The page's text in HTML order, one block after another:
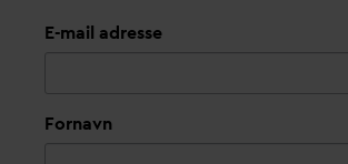
E-mail adresse
Fornavn